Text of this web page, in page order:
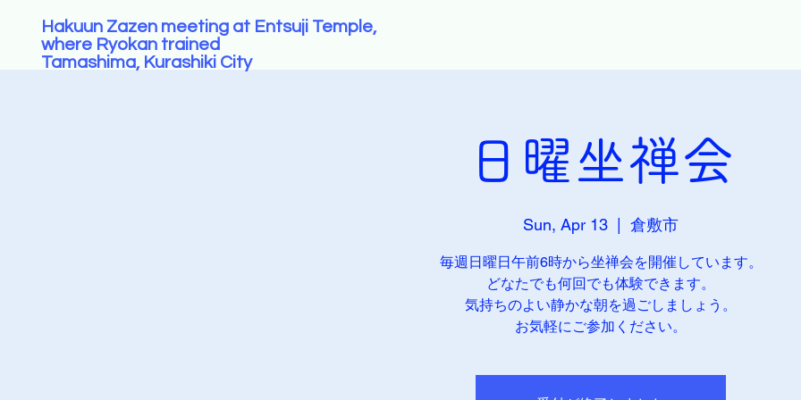
Hakuun Zazen meeting at Entsuji Temple,
where Ryokan trained
Tamashima, Kurashiki City
日曜坐禅会
Sun, Apr 13 倉敷市
毎週日曜日午前6時から坐禅会を開催しています。
どなたでも何回でも体験できます。
気持ちのよい静かな朝を過ごしましょう。
お気軽にご参加ください。